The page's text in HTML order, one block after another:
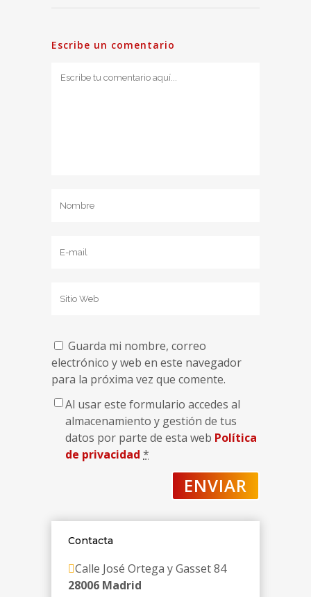
Escribe un comentario
Guarda mi nombre, correo
electrónico y web en este navegador
para la próxima vez que comente.
Al usar este formulario accedes al
almacenamiento y gestión de tus
datos por parte de esta web Política
de privacidad *
Contacta
Calle José Ortega y Gasset 84
28006 Madrid